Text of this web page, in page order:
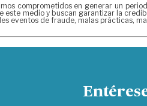
comprometidos en generar un
este medio y buscan garantizar la
eventos de fraude, malas prácticas,